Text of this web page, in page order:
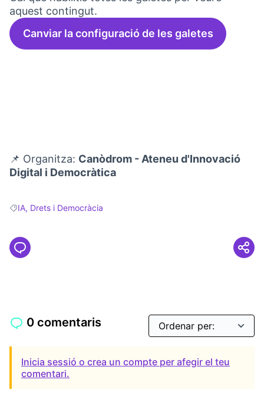
aquest contingut.
Canviar la configuració de les galetes
📌 Organitza: Canòdrom - Ateneu d'Innovació
Digital i Democràtica
Resultats en filtrar per: IA, Drets i Democràcia
IA, Drets i Democràcia
0 comentaris
Inicia sessió o crea un compte per afegir el teu
comentari.